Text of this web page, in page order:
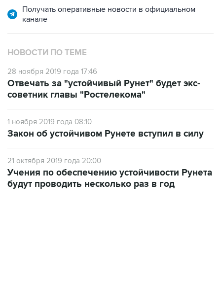
Получать оперативные новости в официальном
канале
НОВОСТИ ПО ТЕМЕ
28 ноября 2019 года 17:46
Отвечать за "устойчивый Рунет" будет экс-
советник главы "Ростелекома"
1 ноября 2019 года 08:10
Закон об устойчивом Рунете вступил в силу
21 октября 2019 года 20:00
Учения по обеспечению устойчивости Рунета
будут проводить несколько раз в год